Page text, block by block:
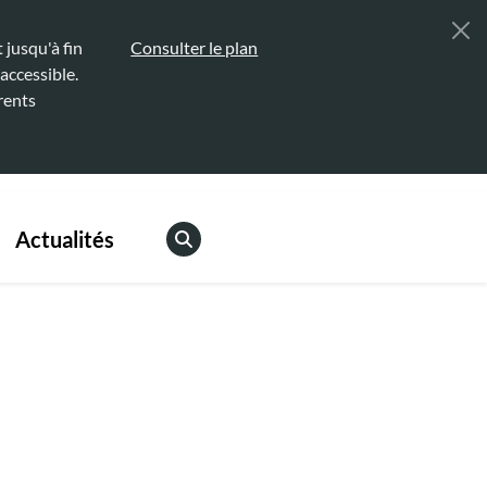
jusqu'à fin
Consulter le plan
Actualités